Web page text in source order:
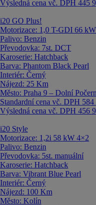
Výsledná cena vč. DPH 445
i20 GO Plus!
Motorizace: 1,0 T-GDI 66
Palivo: Benzin
Převodovka: 7st. DCT
Karoserie: Hatchback
Barva: Phantom Black Pearl
Interiér: Černý
Nájezd: 25 Km
Město: Praha 9 – Dolní
Standardní cena vč. DPH
Výsledná cena vč. DPH 456
i20 Style
Motorizace: 1,2i 58 kW 4×2
Palivo: Benzin
Převodovka: 5st. manuální
Karoserie: Hatchback
Barva: Vibrant Blue Pearl
Interiér: Černý
Nájezd: 100 Km
Město: Kolín